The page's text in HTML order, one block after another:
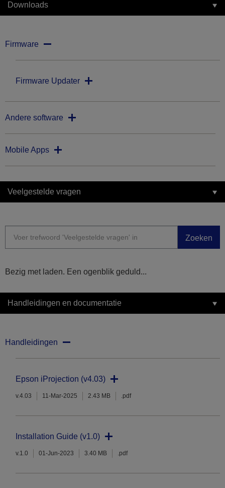
Downloads
Firmware
Firmware Updater
Andere software
Mobile Apps
Veelgestelde vragen
Zoeken
Bezig met laden. Een ogenblik geduld...
Handleidingen en documentatie
Handleidingen
Epson iProjection (v4.03)
v.4.03 11-Mar-2025 2.43 MB .pdf
Installation Guide (v1.0)
v.1.0 01-Jun-2023 3.40 MB .pdf